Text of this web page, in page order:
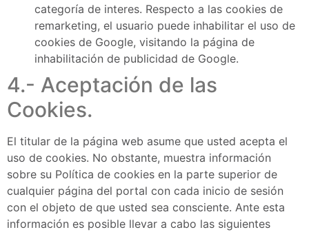
categoría de interes. Respecto a las cookies de
remarketing, el usuario puede inhabilitar el uso de
cookies de Google, visitando la página de
inhabilitación de publicidad de Google.
4.- Aceptación de las
Cookies.
El titular de la página web asume que usted acepta el
uso de cookies. No obstante, muestra información
sobre su Política de cookies en la parte superior de
cualquier página del portal con cada inicio de sesión
con el objeto de que usted sea consciente. Ante esta
información es posible llevar a cabo las siguientes